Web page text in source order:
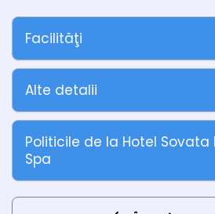
Balcon privat
Baia este complet utilată cu cadă
uscător de păr, oglindă de machiaj,
prosoape de spa și halat de baie.
Camere duble superioare
Ursu (28 camere)
Aceste camere oferă aceleași dotări
plus de o panoramă spectaculoasă
pentru turiștii care caută un plus
memorabilă.
Facilităţi
Alte detalii
Politicile de la Hotel Sovata
Spa